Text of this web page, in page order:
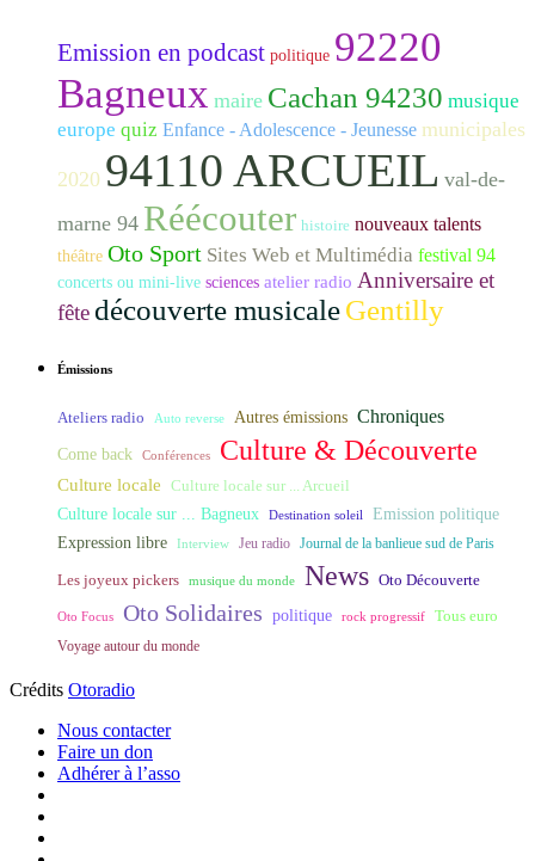
Emission en podcast politique 92220
Bagneux maire Cachan 94230 musique
europe quiz Enfance - Adolescence - Jeunesse municipales
2020 94110 ARCUEIL val-de-
marne 94 Réécouter histoire nouveaux talents
théâtre Oto Sport Sites Web et Multimédia festival 94
concerts ou mini-live sciences atelier radio Anniversaire et
fête découverte musicaleGentilly
Émissions
Ateliers radio Auto reverse Autres émissions Chroniques
Come back Conférences Culture & Découverte
Culture locale Culture locale sur ... Arcueil
Culture locale sur ... Bagneux Destination soleil Emission politique
Expression libre Interview Jeu radio Journal de la banlieue sud de Paris
Les joyeux pickers musique du monde News Oto Découverte
Oto Focus Oto Solidaires politique rock progressif Tous euro
Voyage autour du monde
Crédits Otoradio
Nous contacter
Faire un don
Adhérer à l’asso